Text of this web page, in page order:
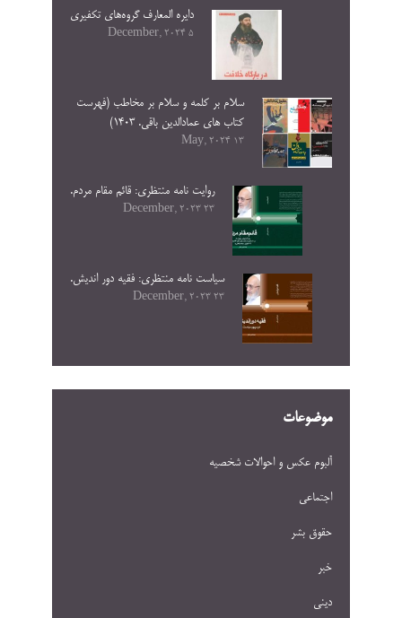
دایره المعارف گروه‌های تکفیری
5 December, 2024
سلام بر کلمه و سلام بر مخاطب (فهرست
کتاب های عمادالدین باقی. ۱۴۰۳)
13 May, 2024
روایت نامه منتظری: قائم مقام مردم.
23 December, 2023
سیاست نامه منتظری: فقیه دور اندیش.
23 December, 2023
موضوعات
آلبوم عکس و احوالات شخصيه
اجتماعی
حقوق بشر
خبر
دینی